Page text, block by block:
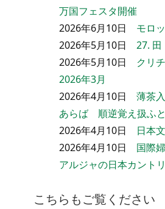
万国フェスタ開催
2026年6月10日 モロ
2026年5月10日 27. 田
2026年5月10日 クリ
2026年3月
2026年4月10日 薄茶
あらば 順逆覚え扱ふ
2026年4月10日 日本
2026年4月10日 国際
アルジャの日本カント
こちらもご覧ください